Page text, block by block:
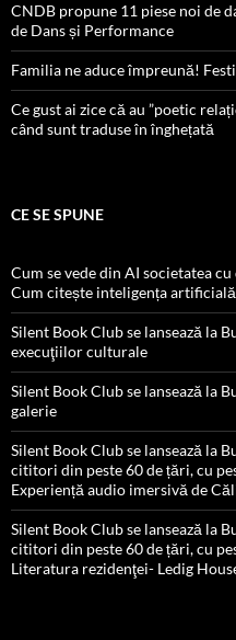
CNDB propune 11 piese noi de
de Dans și Performance
Familia ne aduce împreună!
Ce gust ai zice că au ”poetic
când sunt traduse în înghețată
CE SE SPUNE
Cum se vede din AI societatea
Cum citește inteligența
Silent Book Club se lansează la
execuţiilor culturale
Silent Book Club se lansează la
galerie
Silent Book Club se lansează la
cititori din peste 60 de țări, cu
Experiență audio imersivă de
Silent Book Club se lansează la
cititori din peste 60 de țări, cu
Literatura rezidenţei- Ledig